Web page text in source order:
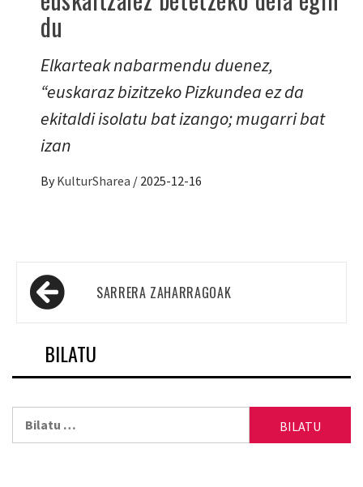
du
Elkarteak nabarmendu duenez,
“euskaraz bizitzeko Pizkundea ez da
ekitaldi isolatu bat izango; mugarri bat
izan
By KulturSharea / 2025-12-16
Sarreren
nabigazioaSARRERA ZAHARRAGOAK
BILATU